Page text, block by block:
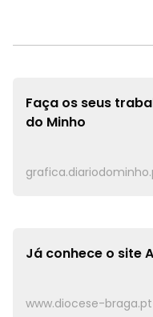
Faça os seus
do Minho
Já conhece o site
www.diocese-braga.pt